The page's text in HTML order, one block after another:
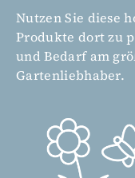
Nutzen Sie diese
Produkte dort zu
und Bedarf am
Gartenliebhaber.